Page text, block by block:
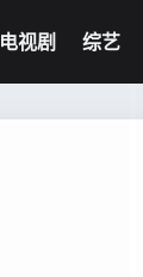
电视剧 综艺